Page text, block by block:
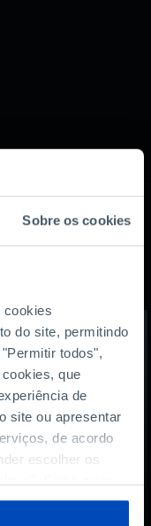
Sobre os cookies
cookies
do site, permitindo
todos",
que
de
site ou apresentar
de acordo
escolher os
ou da